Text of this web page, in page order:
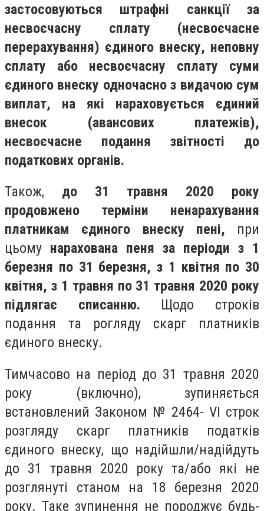
застосовуються штрафні санкції за
несвоєчасну сплату (несвоєчасне
перерахування) єдиного внеску, неповну
сплату або несвоєчасну сплату суми
єдиного внеску одночасно з видачою сум
виплат, на які нараховується єдиний
внесок (авансових платежів),
несвоєчасне подання звітності до
податкових органів.
Також, до 31 травня 2020 року
продовжено терміни ненарахування
платникам єдиного внеску пені, при
цьому нарахована пеня за періоди з 1
березня по 31 березня, з 1 квітня по 30
квітня, з 1 травня по 31 травня 2020 року
підлягає списанню. Щодо строків
подання та рогляду скарг платників
єдиного внеску.
Тимчасово на період до 31 травня 2020
року (включно), зупиняється
встановлений Законом № 2464- VI строк
розгляду скарг платників податків
єдиного внеску, що надійшли/надійдуть
до 31 травня 2020 року та/або які не
розглянуті станом на 18 березня 2020
року. Таке зупинення не породжує будь-